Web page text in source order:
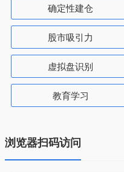
确定性建仓
股市吸引力
虚拟盘识别
教育学习
浏览器扫码访问